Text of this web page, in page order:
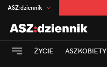
ASZ:dziennik
na:Temat
INN:Poland
mama ŻYCIE ASZKOBIETY